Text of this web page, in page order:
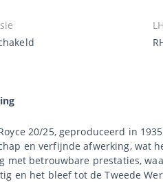
20/25, geproduceerd in
en verfijnde afwerking, wat
met betrouwbare prestaties,
en het bleef tot de Tweede